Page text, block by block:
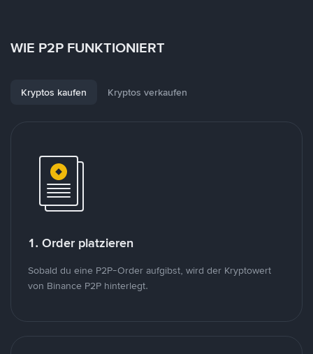
WIE P2P FUNKTIONIERT
Kryptos kaufen Kryptos verkaufen
1. Order platzieren
Sobald du eine P2P-Order aufgibst, wird der Kryptowert
von Binance P2P hinterlegt.